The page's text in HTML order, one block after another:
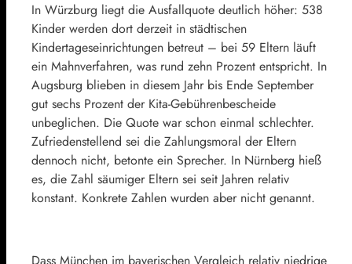
In Würzburg liegt die Ausfallquote deutlich höher: 538
Kinder werden dort derzeit in städtischen
Kindertageseinrichtungen betreut – bei 59 Eltern läuft
ein Mahnverfahren, was rund zehn Prozent entspricht. In
Augsburg blieben in diesem Jahr bis Ende September
gut sechs Prozent der Kita-Gebührenbescheide
unbeglichen. Die Quote war schon einmal schlechter.
Zufriedenstellend sei die Zahlungsmoral der Eltern
dennoch nicht, betonte ein Sprecher. In Nürnberg hieß
es, die Zahl säumiger Eltern sei seit Jahren relativ
konstant. Konkrete Zahlen wurden aber nicht genannt.